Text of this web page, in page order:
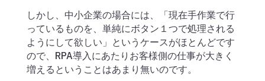
しかし、中小企業の場合には、「現在手作業で行
っているものを、単純にボタン１つで処理される
ようにして欲しい」というケースがほとんどです
ので、RPA導入にあたりお客様側の仕事が大きく
増えるということはあまり無いのです。